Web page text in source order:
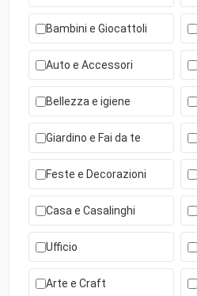
Bambini e Giocattoli
Auto e Accessori
Bellezza e igiene
Giardino e Fai da te
Feste e Decorazioni
Casa e Casalinghi
Ufficio
Arte e Craft